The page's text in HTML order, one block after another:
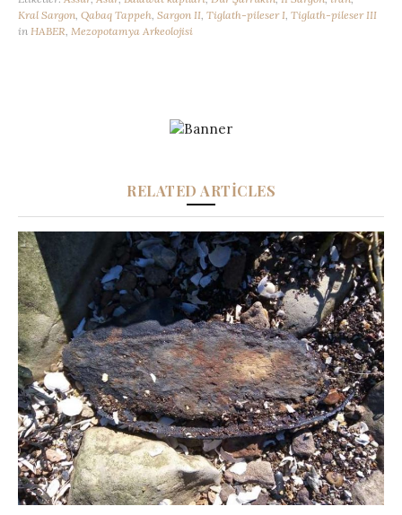
Kral Sargon Qabaq Tappeh Sargon II Tiglath-pileser I Tiglath-pileser III
in HABER Mezopotamya Arkeolojisi
RELATED ARTICLES